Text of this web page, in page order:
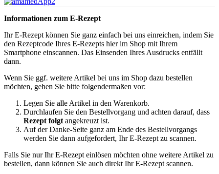
Informationen zum E-Rezept
Ihr E-Rezept können Sie ganz einfach bei uns einreichen, indem Sie
den Rezeptcode Ihres E-Rezepts hier im Shop mit Ihrem
Smartphone einscannen. Das Einsenden Ihres Ausdrucks entfällt
dann.
Wenn Sie ggf. weitere Artikel bei uns im Shop dazu bestellen
möchten, gehen Sie bitte folgendermaßen vor:
Legen Sie alle Artikel in den Warenkorb.
Durchlaufen Sie den Bestellvorgang und achten darauf, dass
Rezept folgt angekreuzt ist.
Auf der Danke-Seite ganz am Ende des Bestellvorgangs
werden Sie dann aufgefordert, Ihr E-Rezept zu scannen.
Falls Sie nur Ihr E-Rezept einlösen möchten ohne weitere Artikel zu
bestellen, dann können Sie auch direkt Ihr E-Rezept scannen.